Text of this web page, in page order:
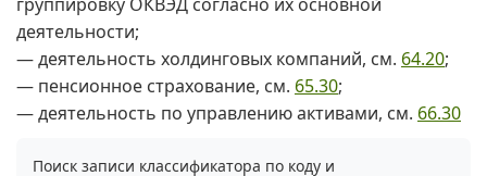
деятельности;
— деятельность холдинговых компаний, см. 64.20;
— пенсионное страхование, см. 65.30;
— деятельность по управлению активами, см. 66.30
Поиск записи классификатора по коду и